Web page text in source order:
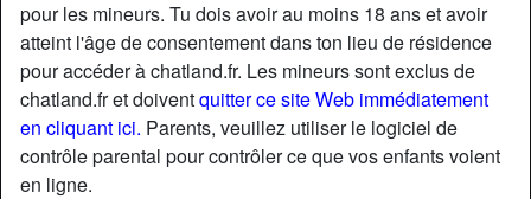
pour les mineurs. Tu dois avoir au moins 18 ans et avoir
atteint l'âge de consentement dans ton lieu de résidence
pour accéder à chatland.fr. Les mineurs sont exclus de
chatland.fr et doiventquitter ce site Web immédiatement
en cliquant ici. Parents, veuillez utiliser le logiciel de
contrôle parental pour contrôler ce que vos enfants voient
en ligne.